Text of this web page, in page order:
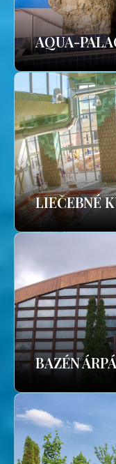
AQUA-
LIEČEBNÉ
BAZÉN